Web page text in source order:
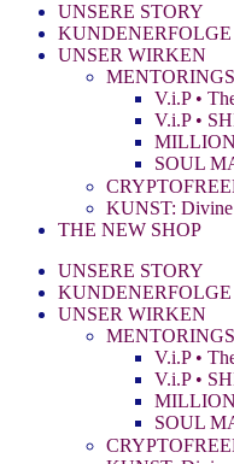
UNSERE STORY
KUNDENERFOLGE
UNSER WIRKEN
MENTORINGS
V.i.P •
V.i.P •
SOUL
KUNST:
THE NEW SHOP
UNSERE STORY
KUNDENERFOLGE
UNSER WIRKEN
MENTORINGS
V.i.P •
V.i.P •
SOUL